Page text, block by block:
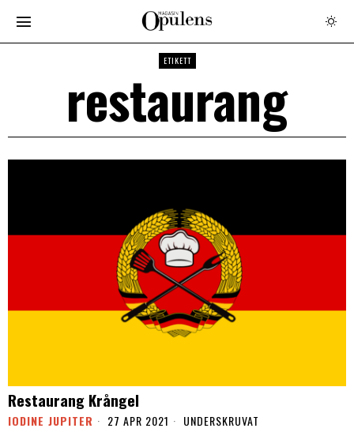
ETIKETT
restaurang
Restaurang Krångel
IODINE JUPITER 27 APR 2021 UNDERSKRUVAT